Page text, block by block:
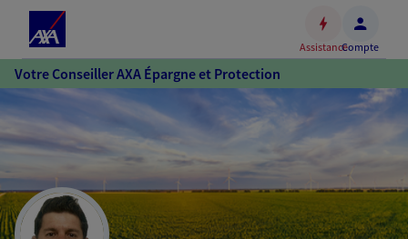
Accéder
au
contenu
principal
au
pied
page
AssistanceCompte
Votre Conseiller AXA Épargne et Protection